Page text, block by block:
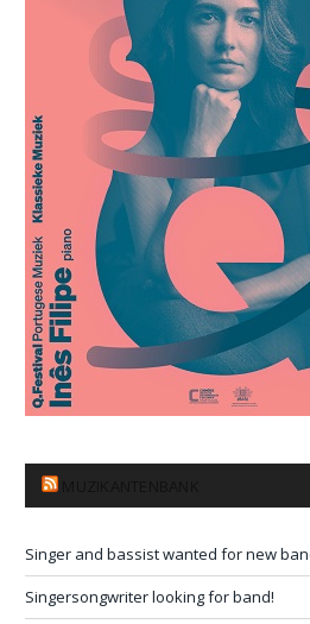
Singer and bassist wanted for new
Singersongwriter looking for band!